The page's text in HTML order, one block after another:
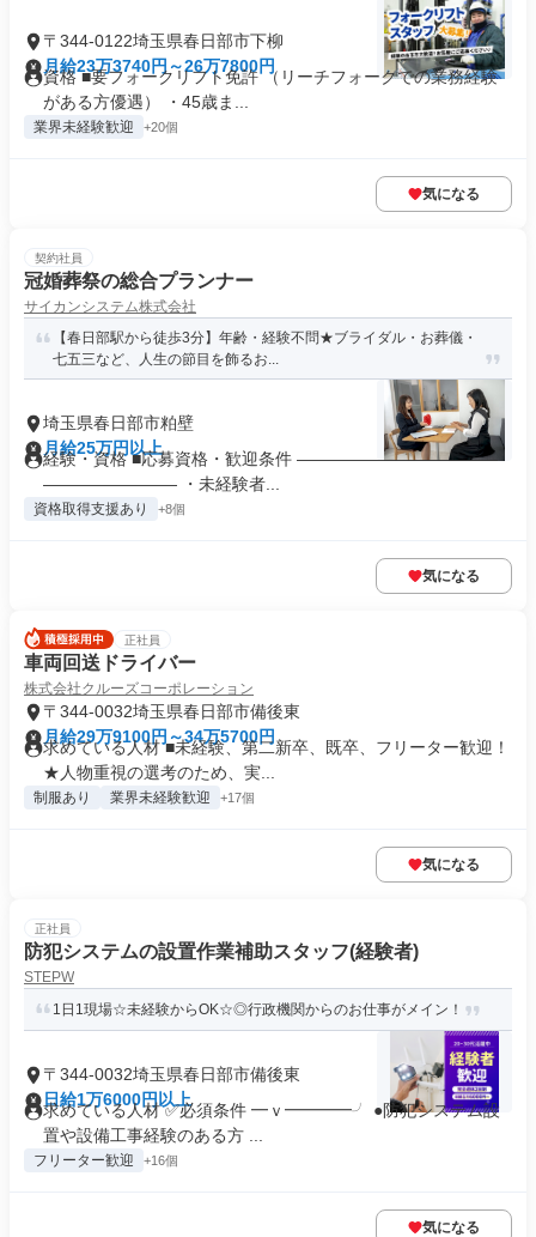
〒344-0122埼玉県春日部市下柳
月給23万3740円～26万7800円
資格 ■要フォークリフト免許 （リーチフォークでの業務経験
がある方優遇） ・45歳ま...
業界未経験歓迎 +20個
気になる
契約社員
冠婚葬祭の総合プランナー
サイカンシステム株式会社
【春日部駅から徒歩3分】年齢・経験不問★ブライダル・お葬儀・
七五三など、人生の節目を飾るお...
埼玉県春日部市粕壁
月給25万円以上
経験・資格 ■応募資格・歓迎条件 ――――――――――――
―――――――― ・未経験者...
資格取得支援あり +8個
気になる
正社員
車両回送ドライバー
株式会社クルーズコーポレーション
〒344-0032埼玉県春日部市備後東
月給29万9100円～34万5700円
求めている人材 ■未経験、第二新卒、既卒、フリーター歓迎！
★人物重視の選考のため、実...
制服あり 業界未経験歓迎 +17個
気になる
正社員
防犯システムの設置作業補助スタッフ(経験者)
STEPW
1日1現場☆未経験からOK☆◎行政機関からのお仕事がメイン！
〒344-0032埼玉県春日部市備後東
日給1万6000円以上
求めている人材 ✅必須条件 ━ｖ━━━━╯ ●防犯システム設
置や設備工事経験のある方 ...
フリーター歓迎 +16個
気になる